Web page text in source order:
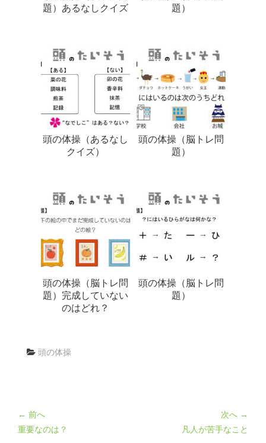
題）あるなしクイズ
題）
頭の体操（あるなし
クイズ）
頭の体操（脳トレ問
題）
頭の体操（脳トレ問
題）完成していない
のはどれ？
頭の体操（脳トレ問
題）
頭の体操
← 前へ
重要なのは？
次へ →
凡人が苦手なこと